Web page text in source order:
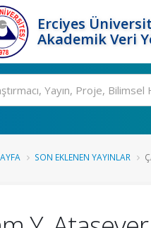
Erciyes
Akademik Veri
SON EKLENEN YAYINLAR